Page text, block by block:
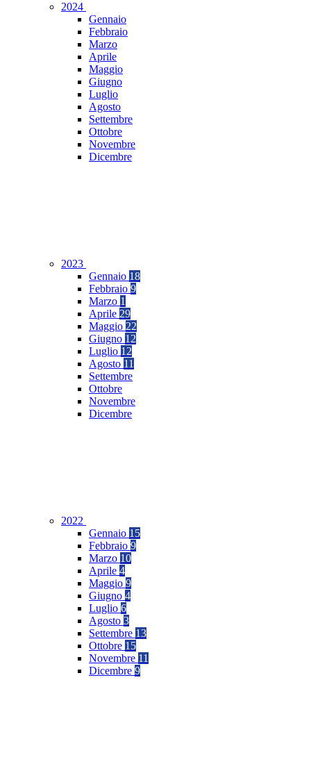
2024
Gennaio
Febbraio
Marzo
Aprile
Maggio
Giugno
Luglio
Agosto
Settembre
Ottobre
Novembre
Dicembre
2023
Gennaio 18
Febbraio 9
Marzo 1
Aprile 29
Maggio 22
Giugno 12
Luglio 12
Agosto 11
Settembre
Ottobre
Novembre
Dicembre
2022
Gennaio 15
Febbraio 9
Marzo 10
Aprile 4
Maggio 9
Giugno 4
Luglio 6
Agosto 3
Settembre 13
Ottobre 15
Novembre 11
Dicembre 9